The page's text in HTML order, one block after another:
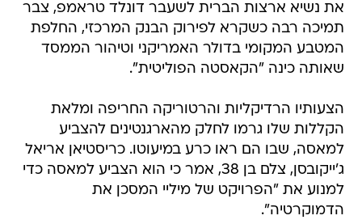
את נשיא ארצות הברית לשעבר דונלד טראמפ, צבר
תמיכה רבה כשקרא לפירוק הבנק המרכזי, החלפת
המטבע המקומי בדולר האמריקני וטיהור הממסד
שאותה כינה "הקאסטה הפוליטית".
הצעותיו הרדיקליות והרטוריקה החריפה ומלאת
הקללות שלו גרמו לחלק מהארגנטינים להצביע
למאסה, שבו הם ראו כרע במיעוטו. כריסטיאן אריאל
ג'ייקובסן, צלם בן 38, אמר כי הוא הצביע למאסה כדי
למנוע את "הפרויקט של מיליי המסכן את
הדמוקרטיה".